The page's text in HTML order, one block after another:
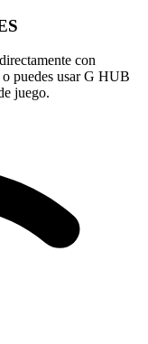
con
puedes usar G HUB
juego.